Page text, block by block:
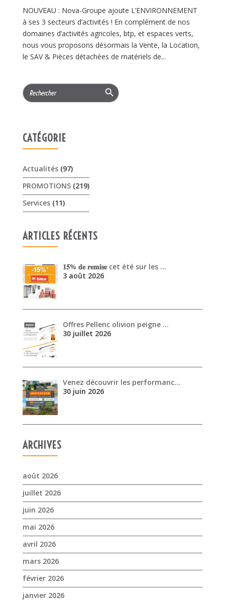
NOUVEAU : Nova-Groupe ajoute L’ENVIRONNEMENT
à ses 3 secteurs d’activités ! En complément de nos
domaines d’activités agricoles, btp, et espaces verts,
nous vous proposons désormais la Vente, la Location,
le SAV & Pièces détachées de matériels de...
Search
for:
Search Button
CATÉGORIE
Actualités(97)
PROMOTIONS(219)
Services(11)
ARTICLES RÉCENTS
𝟏𝟓% 𝐝𝐞 𝐫𝐞𝐦𝐢𝐬𝐞 cet été sur les …
3 août 2026
Offres Pellenc olivion peigne …
30 juillet 2026
Venez découvrir les performanc…
30 juin 2026
ARCHIVES
août 2026
juillet 2026
juin 2026
mai 2026
avril 2026
mars 2026
février 2026
janvier 2026